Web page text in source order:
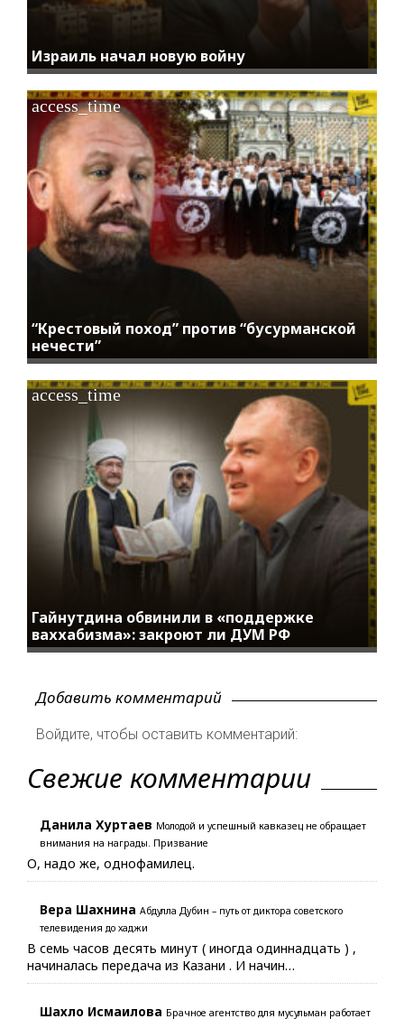
Израиль начал новую войну
“Крестовый поход” против “бусурманской
нечести”
access_time
Гайнутдина обвинили в «поддержке
ваххабизма»: закроют ли ДУМ РФ
access_time
Добавить комментарий
Войдите, чтобы оставить комментарий:
Свежие комментарии
Данила Хуртаев Молодой и успешный кавказец не обращает
внимания на награды. Призвание
О, надо же, однофамилец.
Вера Шахнина Абдулла Дубин – путь от диктора советского
телевидения до хаджи
В семь часов десять минут ( иногда одиннадцать ) ,
начиналась передача из Казани . И начин…
Шахло Исмаилова Брачное агентство для мусульман работает